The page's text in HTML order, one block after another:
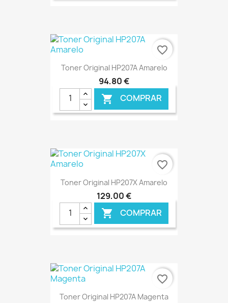
€ ONLINE
Toner Original HP207A Amarelo
94,80 €
 COMPRAR
€ ONLINE
favorite_border
Toner Original HP207X Amarelo
129,00 €
 COMPRAR
€ ONLINE
favorite_border
Toner Original HP207A Magenta
favorite_border